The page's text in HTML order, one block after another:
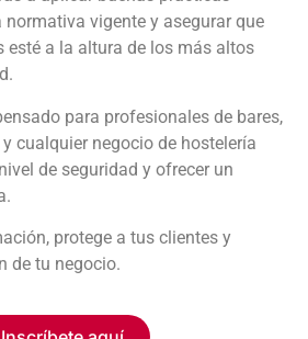
vigente y asegurar que
esté a la altura de los más altos
para profesionales de bares,
cualquier negocio de hostelería
de seguridad y ofrecer un
protege a tus clientes y
de tu negocio.